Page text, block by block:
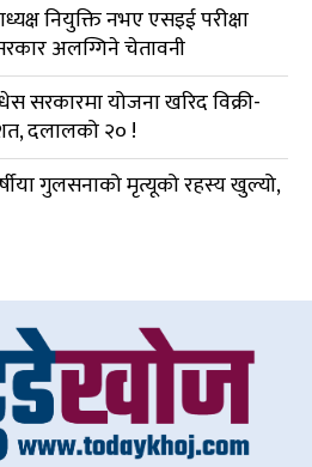
नियुक्ति नभए एसइई परीक्षा
अलग्गिने चेतावनी
सरकारमा योजना खरिद विक्री-
दलालको २० !
गुलसनाको मृत्यूको रहस्य खुल्यो,